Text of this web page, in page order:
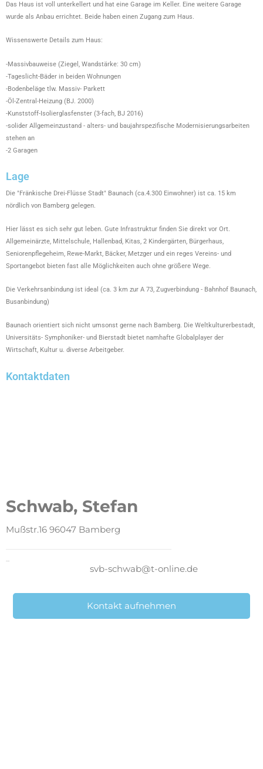
Das Haus ist voll unterkellert und hat eine Garage im Keller. Eine weitere Garage
wurde als Anbau errichtet. Beide haben einen Zugang zum Haus.
Wissenswerte Details zum Haus:
-Massivbauweise (Ziegel, Wandstärke: 30 cm)
-Tageslicht-Bäder in beiden Wohnungen
-Bodenbeläge tlw. Massiv- Parkett
-Öl-Zentral-Heizung (BJ. 2000)
-Kunststoff-Isolierglasfenster (3-fach, BJ 2016)
-solider Allgemeinzustand - alters- und baujahrspezifische Modernisierungsarbeiten
stehen an
-2 Garagen
Lage
Die "Fränkische Drei-Flüsse Stadt" Baunach (ca.4.300 Einwohner) ist ca. 15 km
nördlich von Bamberg gelegen.
Hier lässt es sich sehr gut leben. Gute Infrastruktur finden Sie direkt vor Ort.
Allgemeinärzte, Mittelschule, Hallenbad, Kitas, 2 Kindergärten, Bürgerhaus,
Seniorenpflegeheim, Rewe-Markt, Bäcker, Metzger und ein reges Vereins- und
Sportangebot bieten fast alle Möglichkeiten auch ohne größere Wege.
Die Verkehrsanbindung ist ideal (ca. 3 km zur A 73, Zugverbindung - Bahnhof Baunach,
Busanbindung)
Baunach orientiert sich nicht umsonst gerne nach Bamberg. Die Weltkulturerbestadt,
Universitäts- Symphoniker- und Bierstadt bietet namhafte Globalplayer der
Wirtschaft, Kultur u. diverse Arbeitgeber.
Kontaktdaten
Schwab, Stefan
Mußstr.16 96047 Bamberg
svb-schwab@t-online.de
Kontakt aufnehmen